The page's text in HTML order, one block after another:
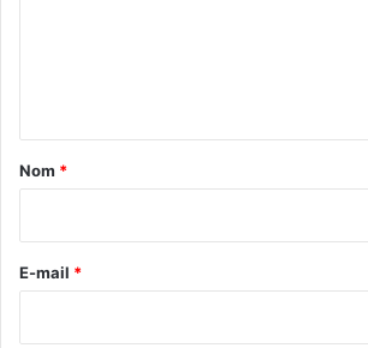
a
e
Nom *
E-mail *